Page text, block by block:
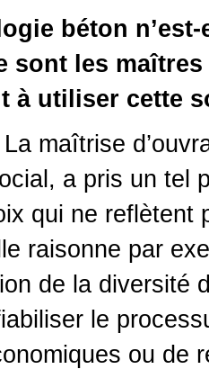
béton
sont les
à utiliser cette
La maîtrise
a pris un tel
qui ne reflètent
raisonne par
de la diversité
le
ou de